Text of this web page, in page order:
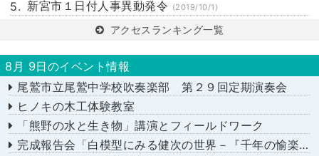
新宮市１日付人事異動発令 (2019/10/1)
アクセスランキング一覧
8月 9日のイベント情報
尾鷲市立尾鷲中学校吹奏楽部 第２９回定期演奏会
ヒノキの木工体験教室
「熊野の水と生き物」講演とフィールドワーク
完成報告会「白模型にみる健次の世界－『千年の愉楽』『奇蹟』より－」